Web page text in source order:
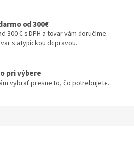
od 300€
300 € s DPH a tovar vám doručíme.
s atypickou dopravou.
pri výbere
vybrať presne to, čo potrebujete.